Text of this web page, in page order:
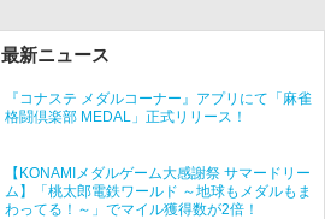
最新ニュース
『コナステ メダルコーナー』アプリにて「麻雀
格闘倶楽部 MEDAL」正式リリース！
【KONAMIメダルゲーム大感謝祭 サマードリー
ム】「桃太郎電鉄ワールド ～地球もメダルもま
わってる！～」でマイル獲得数が2倍！